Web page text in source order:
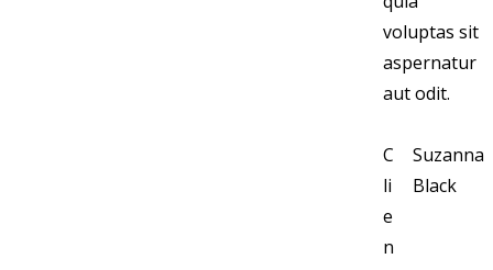
voluptas sit
aspernatur
aut odit.
C
li
e
n
Suzanna
Black